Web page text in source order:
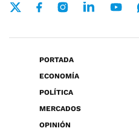
PORTADA
ECONOMÍA
POLÍTICA
MERCADOS
OPINIÓN